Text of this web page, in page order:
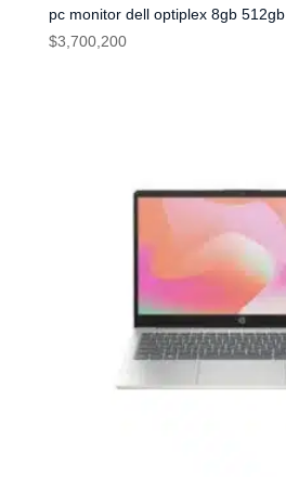
pc monitor dell optiplex 8gb 512gb
$3,700,200